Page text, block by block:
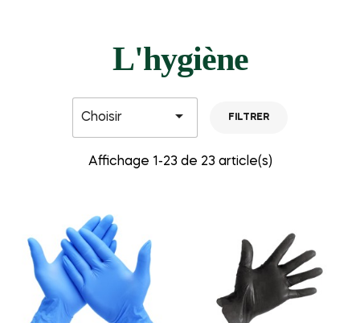
L'hygiène
Choisir  FILTRER
Affichage 1-23 de 23 article(s)